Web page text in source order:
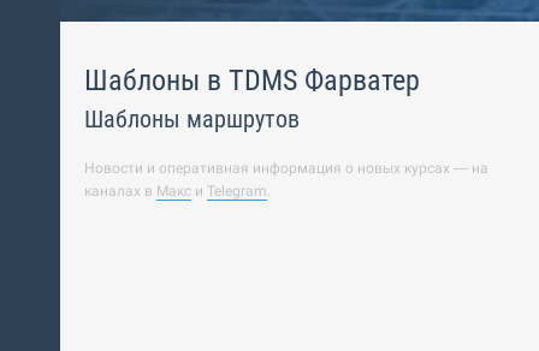
Шаблоны в TDMS Фарватер
Шаблоны маршрутов
Новости и оперативная информация о новых курсах — на
каналах в Макс и Telegram.